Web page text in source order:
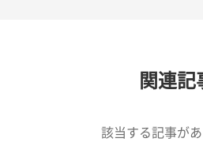
関連記
該当する記事が